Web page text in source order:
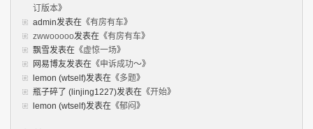
订版本》
admin发表在《有房有车》
zwwooooo发表在《有房有车》
飘雪发表在《虚惊一场》
网易博友发表在《申诉成功～》
lemon (wtself)发表在《多题》
瓶子碎了 (linjing1227)发表在《开始》
lemon (wtself)发表在《郁闷》